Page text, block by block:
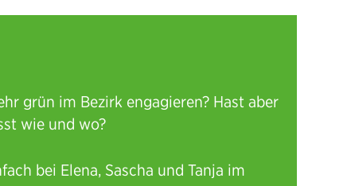
grün im Bezirk engagieren? Hast aber
wie und wo?
bei Elena, Sascha und Tanja im